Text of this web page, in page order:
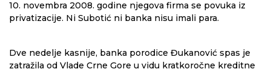
10. novembra 2008. godine njegova firma se povuka iz
privatizacije. Ni Subotić ni banka nisu imali para.
Dve nedelje kasnije, banka porodice Đukanović spas je
zatražila od Vlade Crne Gore u vidu kratkoročne kreditne